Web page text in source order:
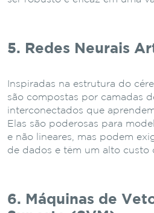
5. Redes Neurais
Inspiradas na estrutura do
são compostas por camadas
interconectados que
Elas são poderosas para
e não lineares, mas podem
de dados e têm um alto custo
6. Máquinas de